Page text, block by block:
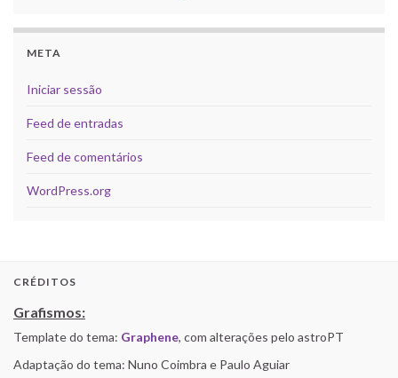
META
Iniciar sessão
Feed de entradas
Feed de comentários
WordPress.org
CRÉDITOS
Grafismos:
Template do tema: Graphene, com alterações pelo astroPT
Adaptação do tema: Nuno Coimbra e Paulo Aguiar